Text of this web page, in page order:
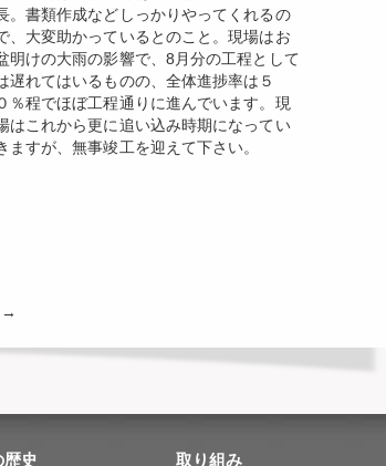
。書類作成などしっかりやってくれるの
、大変助かっているとのこと。現場はお
明けの大雨の影響で、8月分の工程として
遅れてはいるものの、全体進捗率は５
％程でほぼ工程通りに進んでいます。現
はこれから更に追い込み時期になってい
ますが、無事竣工を迎えて下さい。
→
史 取り組み